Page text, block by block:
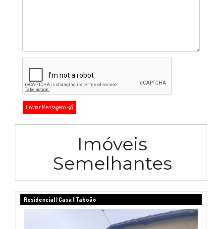
Enviar Mensagem
Imóveis
Semelhantes
Residencial | Casa | Taboão